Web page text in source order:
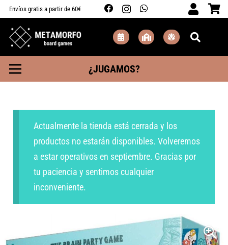
Envíos gratis a partir de 60€
¿JUGAMOS?
Actualmente la tienda está cerrada y los
productos no estarán disponibles. Volveremos
a estar operativos en septiembre. Gracias por
tu paciencia y sentimos cualquier
inconveniente.